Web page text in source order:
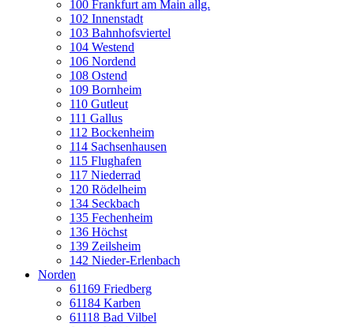
100 Frankfurt am Main allg.
102 Innenstadt
103 Bahnhofsviertel
104 Westend
106 Nordend
108 Ostend
109 Bornheim
110 Gutleut
111 Gallus
112 Bockenheim
114 Sachsenhausen
115 Flughafen
117 Niederrad
120 Rödelheim
134 Seckbach
135 Fechenheim
136 Höchst
139 Zeilsheim
142 Nieder-Erlenbach
Norden
61169 Friedberg
61184 Karben
61118 Bad Vilbel